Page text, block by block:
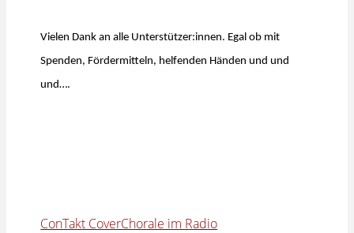
Vielen Dank an alle Unterstützer:innen. Egal ob mit
Spenden, Fördermitteln, helfenden Händen und und
und….
ConTakt CoverChorale im Radio